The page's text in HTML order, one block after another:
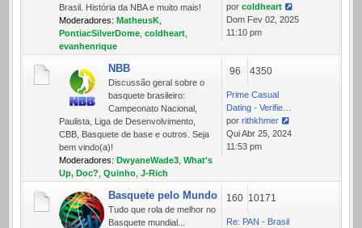
Brasil. História da NBA e muito mais!
Moderadores: MatheusK
PontiacSilverDome coldheart
evanhenrique
por coldheart
Ver
última
Dom Fev 02, 2025
11:10 pm
NBB
Discussão geral sobre o
basquete brasileiro:
Campeonato Nacional,
Paulista, Liga de Desenvolvimento,
CBB, Basquete de base e outros. Seja
bem vindo(a)!
Moderadores: DwyaneWade3 What's
Up, Doc? Quinho J-Rich
96 4350
Prime Сasual
Dating - Verifie…
por rithkhmer
Ver
última
Qui Abr 25, 2024
11:53 pm
Basquete pelo Mundo
Tudo que rola de melhor no
Basquete mundial...
160 10171
Re: PAN - Brasil